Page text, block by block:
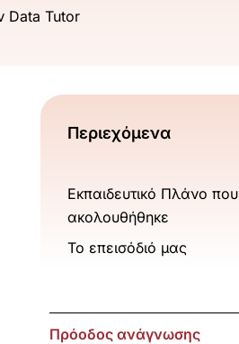
Data Tutor
Περιεχόμενα
Εκπαιδευτικό Πλάνο που
ακολουθήθηκε
Το επεισόδιό μας
Πρόοδος ανάγνωσης